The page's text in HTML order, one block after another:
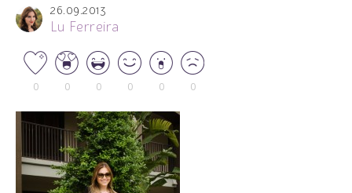
26.09.2013
Lu Ferreira
0 0 0 0 0 0